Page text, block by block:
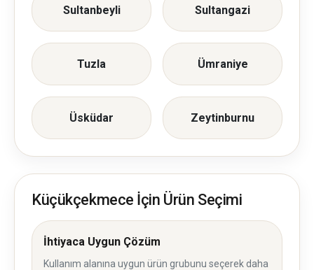
Sultanbeyli Sultangazi
Tuzla Ümraniye
Üsküdar Zeytinburnu
Küçükçekmece İçin Ürün Seçimi
İhtiyaca Uygun Çözüm
Kullanım alanına uygun ürün grubunu seçerek daha